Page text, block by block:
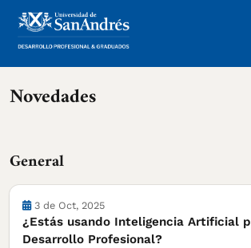
Novedades
General
3 de Oct, 2025
¿Estás usando Inteligencia Artificial
Desarrollo Profesional?